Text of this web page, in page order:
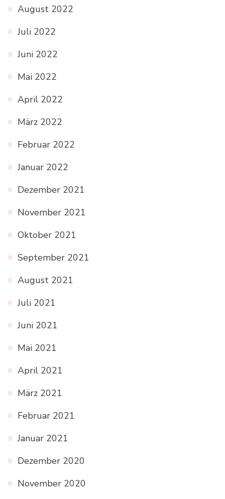
August 2022
Juli 2022
Juni 2022
Mai 2022
April 2022
März 2022
Februar 2022
Januar 2022
Dezember 2021
November 2021
Oktober 2021
September 2021
August 2021
Juli 2021
Juni 2021
Mai 2021
April 2021
März 2021
Februar 2021
Januar 2021
Dezember 2020
November 2020